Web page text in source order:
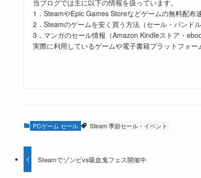
当ブログでは主に以下の情報を扱っています。
1．SteamやEpic Games Storeなどゲームの無料配布
2．Steamのゲームを安く買う方法（セール・バンドル
3．マンガのセール情報（Amazon Kindleストア・
実際に利用しているゲームや電子書籍プラットフォー
PCゲーム セール Steam 季節セール・イベント
Steamでゾンビvs吸血鬼フェス開催中